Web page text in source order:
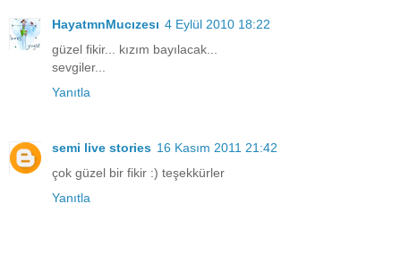
HayatmnMucızesı 4 Eylül 2010 18:22
güzel fikir... kızım bayılacak...
sevgiler...
Yanıtla
semi live stories 16 Kasım 2011 21:42
çok güzel bir fikir :) teşekkürler
Yanıtla